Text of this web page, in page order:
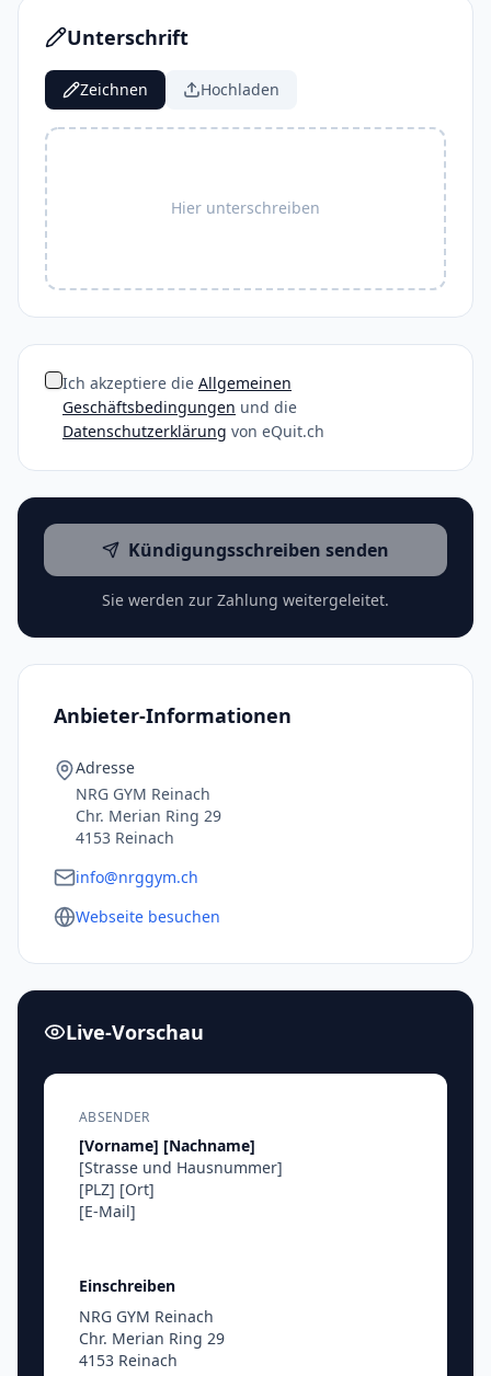
Unterschrift
Zeichnen Hochladen
Hier unterschreiben
Ich akzeptiere die Allgemeinen
Geschäftsbedingungen und die
Datenschutzerklärung von eQuit.ch
Kündigungsschreiben senden
Sie werden zur Zahlung weitergeleitet.
Anbieter-Informationen
Adresse
NRG GYM Reinach
Chr. Merian Ring 29
4153 Reinach
info@nrggym.ch
Webseite besuchen
Live-Vorschau
ABSENDER
[Vorname] [Nachname]
[Strasse und Hausnummer]
[PLZ] [Ort]
[E-Mail]
Einschreiben
NRG GYM Reinach
Chr. Merian Ring 29
4153 Reinach